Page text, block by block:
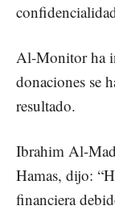
Al-Monitor ha
donaciones se
resultado.
Ibrahim Al-
Hamas, dijo:
financiera